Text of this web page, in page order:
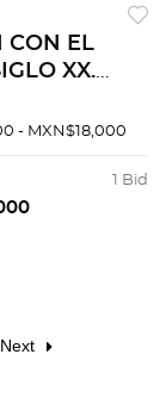
CON EL
XX.
emplacada
entintados.
- MXN$18,000
1 Bid
Next